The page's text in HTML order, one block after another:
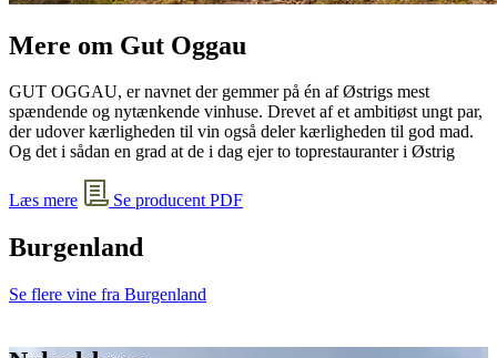
Mere om Gut Oggau
GUT OGGAU, er navnet der gemmer på én af Østrigs mest
spændende og nytænkende vinhuse. Drevet af et ambitiøst ungt par,
der udover kærligheden til vin også deler kærligheden til god mad.
Og det i sådan en grad at de i dag ejer to toprestauranter i Østrig
Læs mere Se producent PDF
Burgenland
Se flere vine fra Burgenland